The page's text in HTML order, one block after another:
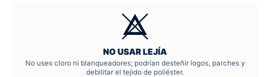
NO USAR LEJÍA
No uses cloro ni blanqueadores; podrían desteñir logos, parches y
debilitar el tejido de poliéster.